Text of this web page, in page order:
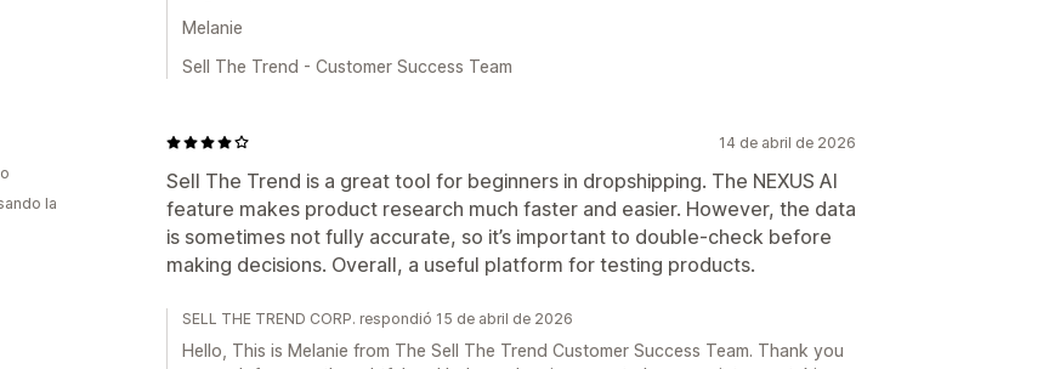
Melanie
Sell The Trend - Customer Success Team
14 de abril de 2026
Sell The Trend is a great tool for beginners in dropshipping. The NEXUS AI
feature makes product research much faster and easier. However, the data
is sometimes not fully accurate, so it’s important to double-check before
making decisions. Overall, a useful platform for testing products.
la
SELL THE TREND CORP. respondió 15 de abril de 2026
Hello, This is Melanie from The Sell The Trend Customer Success Team. Thank you